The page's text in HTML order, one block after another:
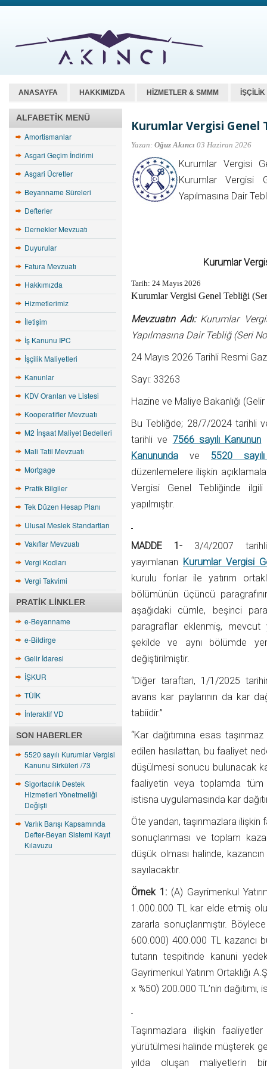
ANASAYFA HAKKIMIZDA HİZMETLER & SMMM
ALFABETIK MENÜ
Amortismanlar
Asgari Geçim İndirimi
Asgari Ücretler
Beyanname Süreleri
Defterler
Dernekler Mevzuatı
Duyurular
Fatura Mevzuatı
Hakkımızda
Hizmetlerimiz
İletişim
İş Kanunu IPC
İşçilik Maliyetleri
Kanunlar
KDV Oranları ve Listesi
Kooperatifler Mevzuatı
M2 İnşaat Maliyet Bedelleri
Mali Tatil Mevzuatı
Mortgage
Pratik Bilgiler
Tek Düzen Hesap Planı
Ulusal Meslek Standartları
Vakıflar Mevzuatı
Vergi Kodları
Vergi Takvimi
PRATIK LINKLER
e-Beyanname
e-Bildirge
Gelir İdaresi
İŞKUR
TÜİK
İnteraktif VD
SON HABERLER
5520 sayılı Kurumlar Vergisi
Kanunu Sirküleri /73
Sigortacılık Destek
Hizmetleri Yönetmeliği
Değişti
Varlık Barışı Kapsamında
Defter-Beyan Sistemi Kayıt
Kılavuzu
Kurumlar Vergisi Genel
Yazan: Oğuz Akıncı 03 Haziran 2026
Kurumlar Vergisi
Kurumlar Vergisi
Yapılmasına Dair
Kurumlar
Tarih: 24 Mayıs 2026
Kurumlar Vergisi Genel Tebliği
Mevzuatın Adı:Kurumlar
Yapılmasına Dair Tebliğ (Seri
24 Mayıs 2026 Tarihli Resmi
Sayı: 33263
Hazine ve Maliye Bakanlığı (Gelir
Bu Tebliğde; 28/7/2024 tarihli
tarihli ve 7566 sayılı Kanunun
Kanununda ve 5520
düzenlemelere ilişkin
Vergisi Genel Tebliğinde
yapılmıştır.
MADDE 1-3/4/2007 tarihli
yayımlanan Kurumlar Vergisi
kurulu fonlar ile yatırım
bölümünün üçüncü
aşağıdaki cümle, beşinci
paragraflar eklenmiş, mevcut
şekilde ve aynı bölümde
değiştirilmiştir.
“Diğer taraftan, 1/1/2025
avans kar paylarının da kar
tabiidir.”
“Kar dağıtımına esas
edilen hasılattan, bu faaliyet
düşülmesi sonucu bulunacak
faaliyetin veya toplamda tüm
istisna uygulamasında kar
Öte yandan, taşınmazlara
sonuçlanması ve toplam
düşük olması halinde, kazancın
sayılacaktır.
Örnek 1: (A) Gayrimenkul
1.000.000 TL kar elde etmiş
zararla sonuçlanmıştır.
600.000) 400.000 TL kazancı
tutarın tespitinde kanuni
Gayrimenkul Yatırım Ortaklığı
x %50) 200.000 TL’nin
Taşınmazlara ilişkin
yürütülmesi halinde müşterek
yılda oluşan maliyetlerin